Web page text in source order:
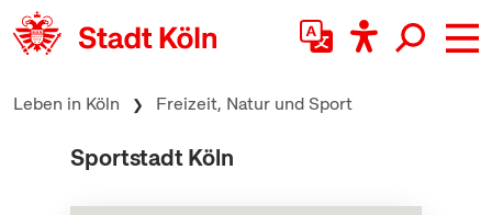
zum Inhalt springen
Leben in Köln Freizeit, Natur und Sport
Sportstadt Köln